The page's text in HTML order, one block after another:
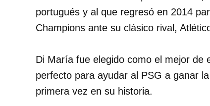
portugués y al que regresó en 2014
Champions ante su clásico rival,
Di María fue elegido como el mejor de
perfecto para ayudar al PSG a ganar
primera vez en su historia.